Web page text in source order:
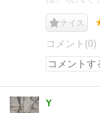
ナイス
コメント(0)
Y